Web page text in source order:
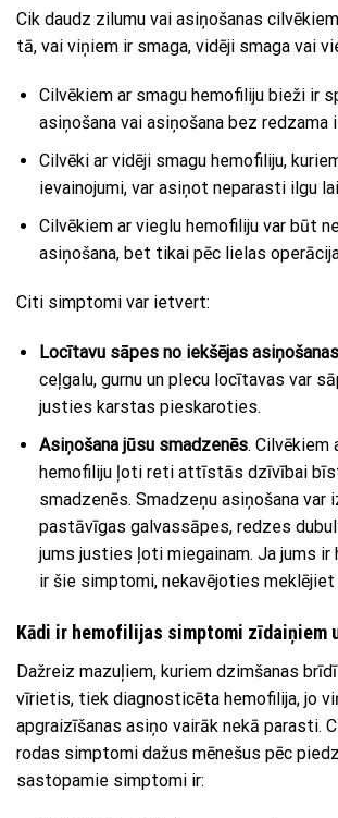
Cik daudz zilumu vai asiņošanas
tā, vai viņiem ir smaga, vidēji smaga vai
Cilvēkiem ar smagu hemofiliju bieži ir
asiņošana vai asiņošana bez redzama
Cilvēki ar vidēji smagu hemofiliju,
ievainojumi, var asiņot neparasti ilgu
Cilvēkiem ar vieglu hemofiliju var būt
asiņošana, bet tikai pēc lielas
Citi simptomi var ietvert:
Locītavu sāpes no iekšējas asiņošanas
ceļgalu, gurnu un plecu locītavas var
justies karstas pieskaroties.
Asiņošana jūsu smadzenēs. Cilvēkiem
hemofiliju ļoti reti attīstās dzīvībai
smadzenēs. Smadzeņu asiņošana var
pastāvīgas galvassāpes, redzes
jums justies ļoti miegainam. Ja jums ir
ir šie simptomi, nekavējoties meklējiet
Kādi ir hemofilijas simptomi zīdaiņiem
Dažreiz mazuļiem, kuriem dzimšanas
vīrietis, tiek diagnosticēta hemofilija, jo
apgraizīšanas asiņo vairāk nekā parasti.
rodas simptomi dažus mēnešus pēc
sastopamie simptomi ir: